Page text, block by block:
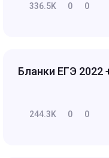
336.5K 0 0
Бланки ЕГЭ 2022
244.3K 0 0